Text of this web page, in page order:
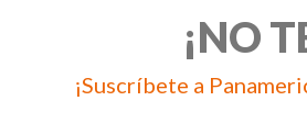
¡NO
¡Suscríbete a